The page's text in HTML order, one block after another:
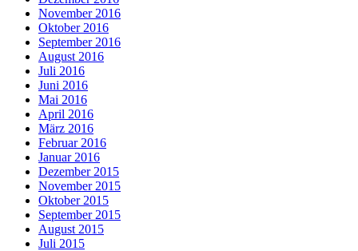
November 2016
Oktober 2016
September 2016
August 2016
Juli 2016
Juni 2016
Mai 2016
April 2016
März 2016
Februar 2016
Januar 2016
Dezember 2015
November 2015
Oktober 2015
September 2015
August 2015
Juli 2015